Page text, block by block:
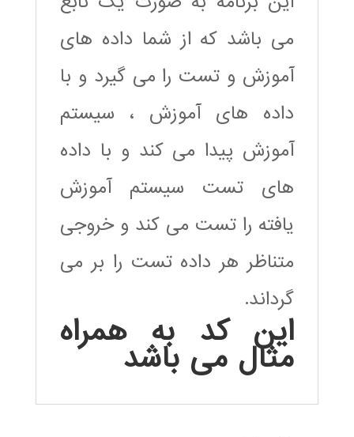
می باشد که از شما داده های
آموزش و تست را می گیرد و با
داده های آموزش ، سیستم
آموزش پیدا می کند و با داده
های تست سیستم آموزش
یافته را تست می کند و خروجی
متناظر هر داده تست را بر می
گرداند.
این کد به همراه
مثال می باشد